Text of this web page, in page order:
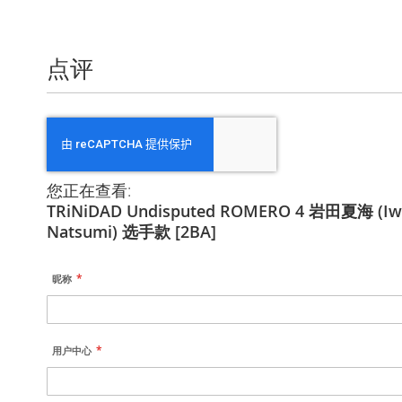
点评
您正在查看:
TRiNiDAD Undisputed ROMERO 4 岩田夏海
Natsumi) 选手款 [2BA]
昵称
用户中心